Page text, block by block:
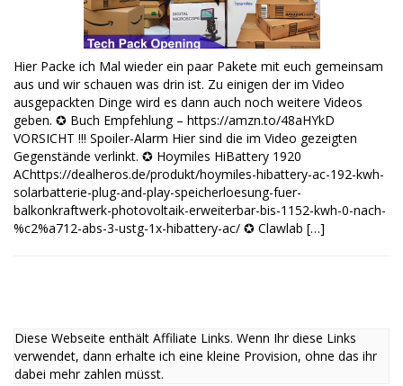
Hier Packe ich Mal wieder ein paar Pakete mit euch gemeinsam
aus und wir schauen was drin ist. Zu einigen der im Video
ausgepackten Dinge wird es dann auch noch weitere Videos
geben. ✪ Buch Empfehlung – https://amzn.to/48aHYkD
VORSICHT !!! Spoiler-Alarm Hier sind die im Video gezeigten
Gegenstände verlinkt. ✪ Hoymiles HiBattery 1920
AChttps://dealheros.de/produkt/hoymiles-hibattery-ac-192-kwh-
solarbatterie-plug-and-play-speicherloesung-fuer-
balkonkraftwerk-photovoltaik-erweiterbar-bis-1152-kwh-0-nach-
%c2%a712-abs-3-ustg-1x-hibattery-ac/ ✪ Clawlab […]
Diese Webseite enthält Affiliate Links. Wenn Ihr diese Links
verwendet, dann erhalte ich eine kleine Provision, ohne das ihr
dabei mehr zahlen müsst.